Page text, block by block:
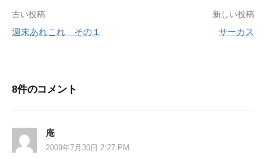
投
稿
ビ
ー
シ
古い投稿
週末あれこれ その１
新しい投稿
サーカス
8件のコメント
庵
2009年7月30日 2:27 PM